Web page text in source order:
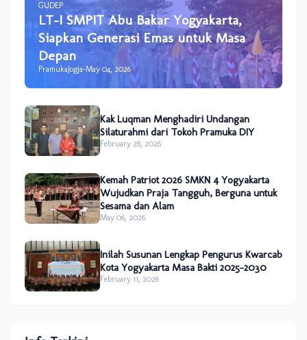
GUDEP
LT-I SMPIT Abu Bakar Yogyakarta,
Siapkan Generasi Emas untuk Masa
Depan
PramukaJogja-May 04, 2026
Kak Luqman Menghadiri Undangan
Silaturahmi dari Tokoh Pramuka DIY
February 28, 2026
Kemah Patriot 2026 SMKN 4 Yogyakarta
Wujudkan Praja Tangguh, Berguna untuk
Sesama dan Alam
May 06, 2026
Inilah Susunan Lengkap Pengurus Kwarcab
Kota Yogyakarta Masa Bakti 2025–2030
February 11, 2026